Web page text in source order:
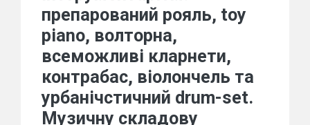
препарований рояль, toy
piano, волторна,
всеможливі кларнети,
контрабас, віолончель та
урбанічстичний drum-set.
Музичну складову